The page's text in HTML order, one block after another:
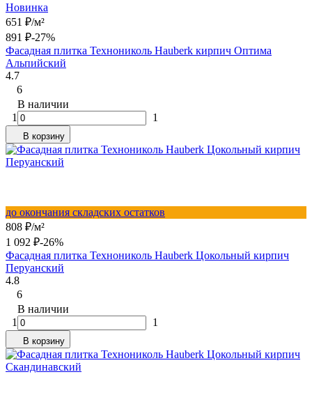
Новинка
651 ₽/м²
891 ₽-27%
Фасадная плитка Технониколь Hauberk кирпич Оптима
Альпийский
4.7
6
В наличии
1
1
В корзину
до окончания складских остатков
808 ₽/м²
1 092 ₽-26%
Фасадная плитка Технониколь Hauberk Цокольный кирпич
Перуанский
4.8
6
В наличии
1
1
В корзину